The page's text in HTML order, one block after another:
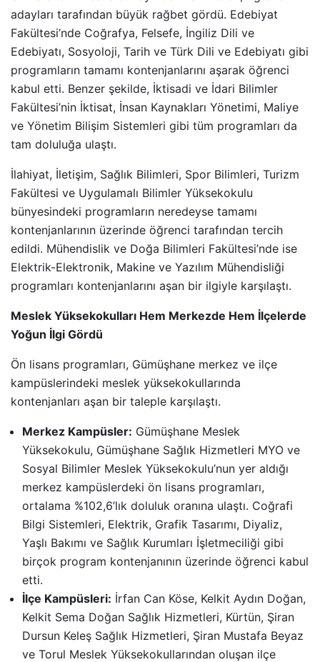
adayları tarafından büyük rağbet gördü. Edebiyat
Fakültesi’nde Coğrafya, Felsefe, İngiliz Dili ve
Edebiyatı, Sosyoloji, Tarih ve Türk Dili ve Edebiyatı gibi
programların tamamı kontenjanlarını aşarak öğrenci
kabul etti. Benzer şekilde, İktisadi ve İdari Bilimler
Fakültesi’nin İktisat, İnsan Kaynakları Yönetimi, Maliye
ve Yönetim Bilişim Sistemleri gibi tüm programları da
tam doluluğa ulaştı.
İlahiyat, İletişim, Sağlık Bilimleri, Spor Bilimleri, Turizm
Fakültesi ve Uygulamalı Bilimler Yüksekokulu
bünyesindeki programların neredeyse tamamı
kontenjanlarının üzerinde öğrenci tarafından tercih
edildi. Mühendislik ve Doğa Bilimleri Fakültesi’nde ise
Elektrik-Elektronik, Makine ve Yazılım Mühendisliği
programları kontenjanlarını aşan bir ilgiyle karşılaştı.
Meslek Yüksekokulları Hem Merkezde Hem İlçelerde
Yoğun İlgi Gördü
Ön lisans programları, Gümüşhane merkez ve ilçe
kampüslerindeki meslek yüksekokullarında
kontenjanları aşan bir taleple karşılaştı.
Merkez Kampüsler: Gümüşhane Meslek
Yüksekokulu, Gümüşhane Sağlık Hizmetleri MYO ve
Sosyal Bilimler Meslek Yüksekokulu’nun yer aldığı
merkez kampüslerdeki ön lisans programları,
ortalama %102,6’lık doluluk oranına ulaştı. Coğrafi
Bilgi Sistemleri, Elektrik, Grafik Tasarımı, Diyaliz,
Yaşlı Bakımı ve Sağlık Kurumları İşletmeciliği gibi
birçok program kontenjanının üzerinde öğrenci kabul
etti.
İlçe Kampüsleri: İrfan Can Köse, Kelkit Aydın Doğan,
Kelkit Sema Doğan Sağlık Hizmetleri, Kürtün, Şiran
Dursun Keleş Sağlık Hizmetleri, Şiran Mustafa Beyaz
ve Torul Meslek Yüksekokullarından oluşan ilçe